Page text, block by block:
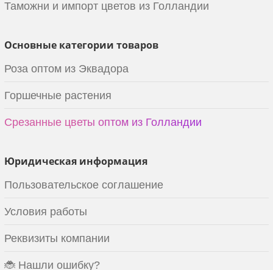
Таможни и импорт цветов из Голландии
Основные категории товаров
Роза оптом из Эквадора
Горшечные растения
Срезанные цветы оптом из Голландии
Юридическая информация
Пользовательское соглашение
Условия работы
Реквизиты компании
🐞 Нашли ошибку?